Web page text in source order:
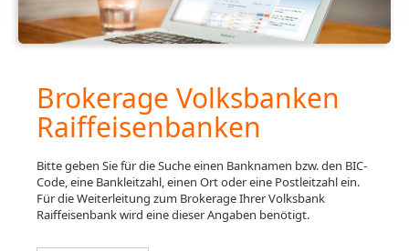
Brokerage Volksbanken
Raiffeisenbanken
Bitte geben Sie für die Suche einen Banknamen bzw. den BIC-
Code, eine Bankleitzahl, einen Ort oder eine Postleitzahl ein.
Für die Weiterleitung zum Brokerage Ihrer Volksbank
Raiffeisenbank wird eine dieser Angaben benötigt.